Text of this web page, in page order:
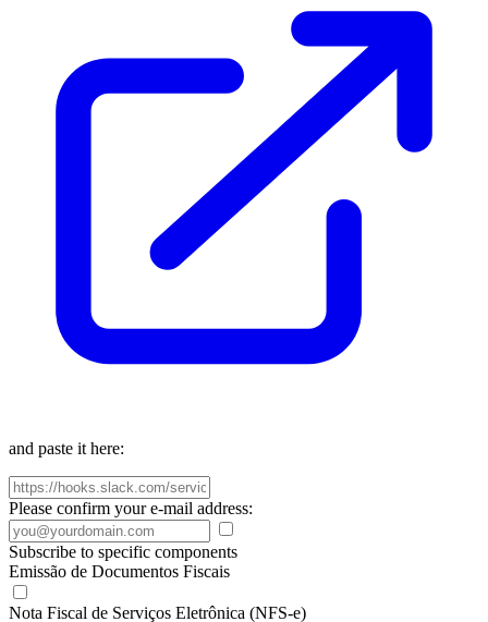
and paste it here:
Please confirm your e-mail address:
Subscribe to specific components
Emissão de Documentos Fiscais
Nota Fiscal de Serviços Eletrônica (NFS-e)